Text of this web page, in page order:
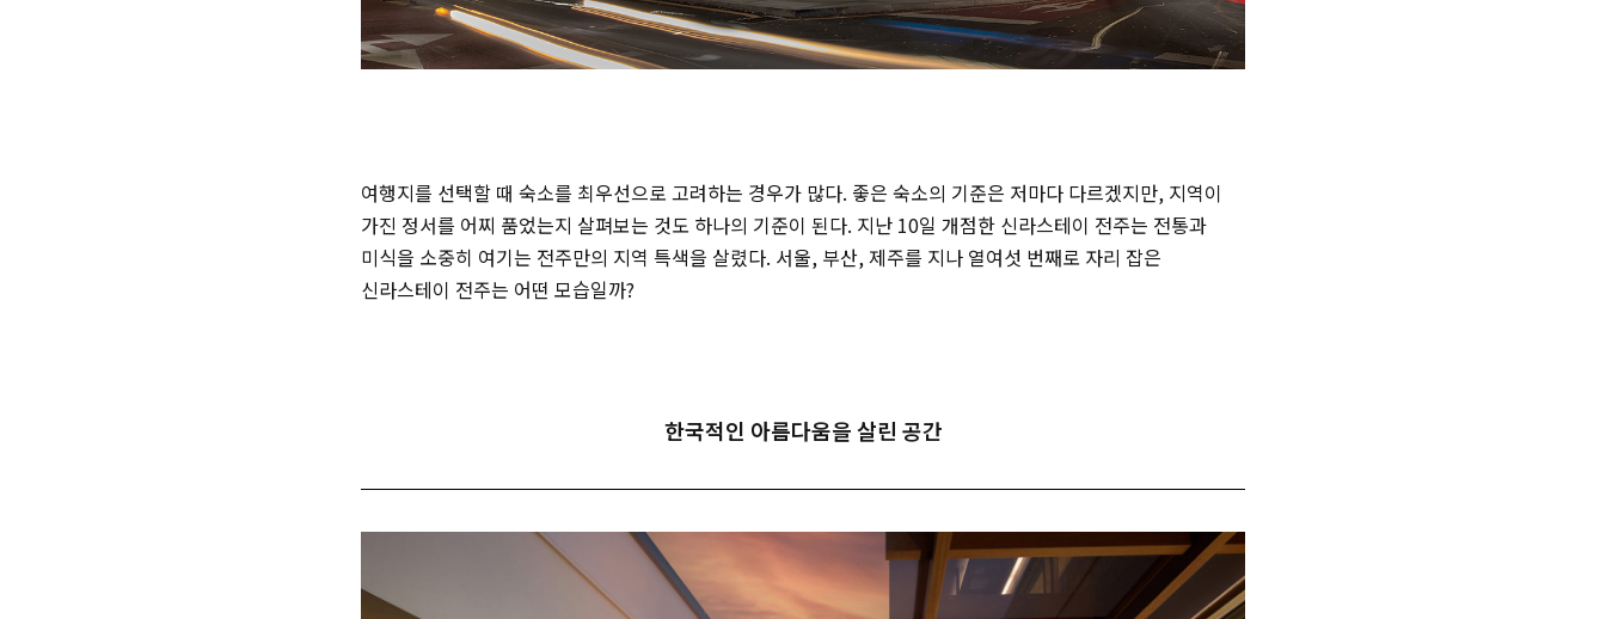
여행지를 선택할 때 숙소를 최우선으로 고려하는 경우가 많다. 좋은 숙소의 기준은 저마다 다르겠지만, 지역이
가진 정서를 어찌 품었는지 살펴보는 것도 하나의 기준이 된다. 지난 10일 개점한 신라스테이 전주는 전통과
미식을 소중히 여기는 전주만의 지역 특색을 살렸다. 서울, 부산, 제주를 지나 열여섯 번째로 자리 잡은
신라스테이 전주는 어떤 모습일까?
한국적인 아름다움을 살린 공간